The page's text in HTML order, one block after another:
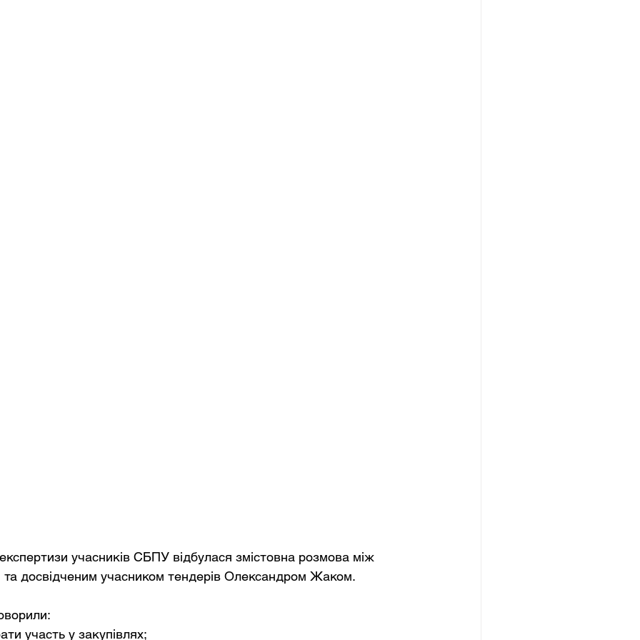
учасників СБПУ відбулася змістовна розмова між
досвідченим учасником тендерів Олександром Жаком.
участь у закупівлях;